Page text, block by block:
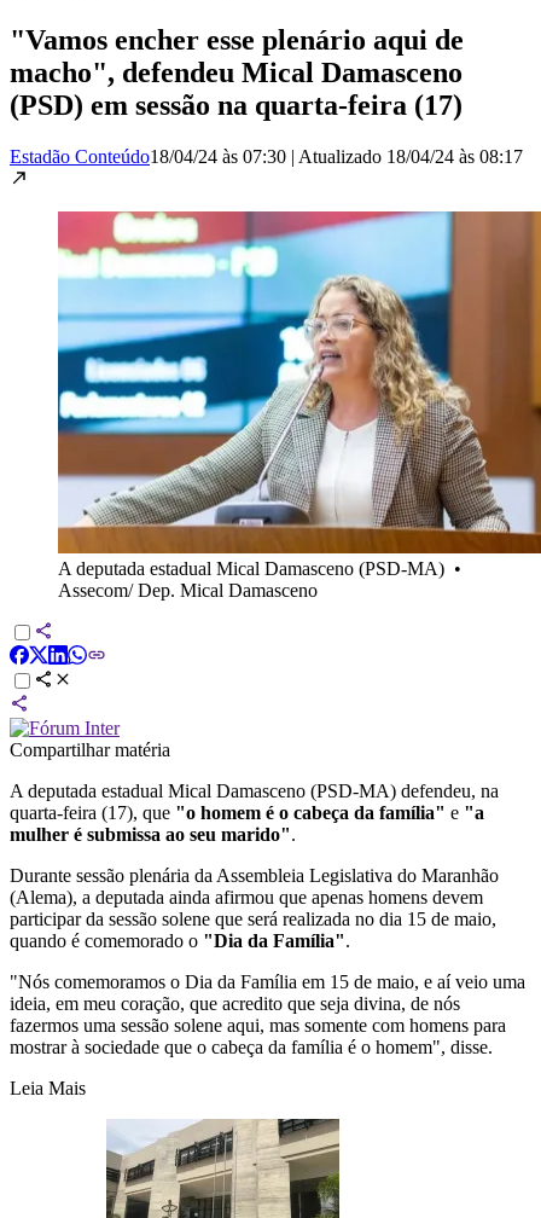
"Vamos encher esse plenário aqui de
macho", defendeu Mical Damasceno
(PSD) em sessão na quarta-feira (17)
Estadão Conteúdo18/04/24 às 07:30 | Atualizado 18/04/24 às 08:17
A deputada estadual Mical Damasceno (PSD-MA) •
Assecom/ Dep. Mical Damasceno
Compartilhar matéria
A deputada estadual Mical Damasceno (PSD-MA) defendeu, na
quarta-feira (17), que "o homem é o cabeça da família" e "a
mulher é submissa ao seu marido".
Durante sessão plenária da Assembleia Legislativa do Maranhão
(Alema), a deputada ainda afirmou que apenas homens devem
participar da sessão solene que será realizada no dia 15 de maio,
quando é comemorado o "Dia da Família".
"Nós comemoramos o Dia da Família em 15 de maio, e aí veio uma
ideia, em meu coração, que acredito que seja divina, de nós
fazermos uma sessão solene aqui, mas somente com homens para
mostrar à sociedade que o cabeça da família é o homem", disse.
Leia Mais